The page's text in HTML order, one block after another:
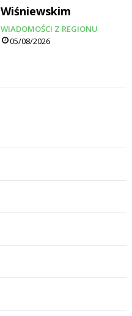
Wiśniewskim
WIADOMOŚCI Z REGIONU
05/08/2026